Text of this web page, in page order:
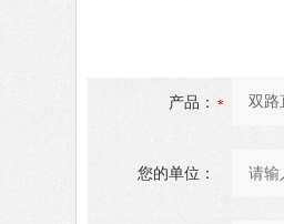
产品：
您的单位：